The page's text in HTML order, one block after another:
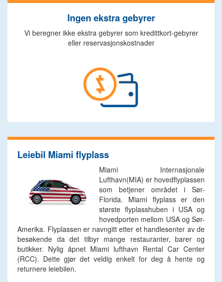
Ingen ekstra gebyrer
Vi beregner ikke ekstra gebyrer som kredittkort-gebyrer
eller reservasjonskostnader
Leiebil Miami flyplass
Miami Internasjonale
Lufthavn(MIA) er hovedflyplassen
som betjener området i Sør-
Florida. Miami flyplass er den
største flyplasshuben i USA og
hovedporten mellom USA og Sør-
Amerika. Flyplassen er navngitt etter et handlesenter av de
besøkende da det tilbyr mange restauranter, barer og
butikker. Nylig åpnet Miami lufthavn Rental Car Center
(RCC). Dette gjør det veldig enkelt for deg å hente og
returnere leiebilen.